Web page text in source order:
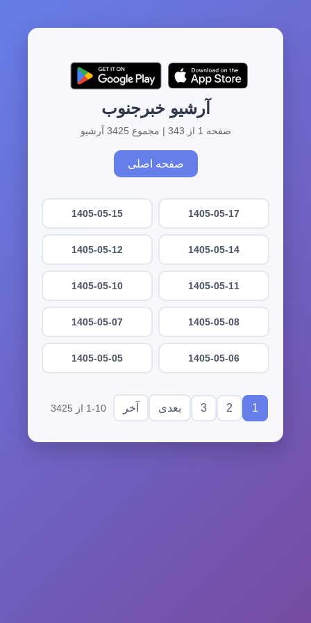
آرشیو خبرجنوب
صفحه 1 از 343 | مجموع 3425 آرشیو
صفحه اصلی
1405-05-17
1405-05-15
1405-05-14
1405-05-12
1405-05-11
1405-05-10
1405-05-08
1405-05-07
1405-05-06
1405-05-05
1
2
3 بعدی آخر 1-10 از 3425